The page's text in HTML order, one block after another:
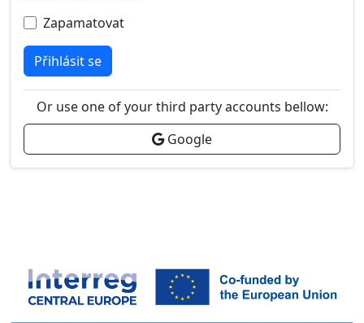
Zapamatovat
Přihlásit se
Or use one of your third party accounts bellow:
Google